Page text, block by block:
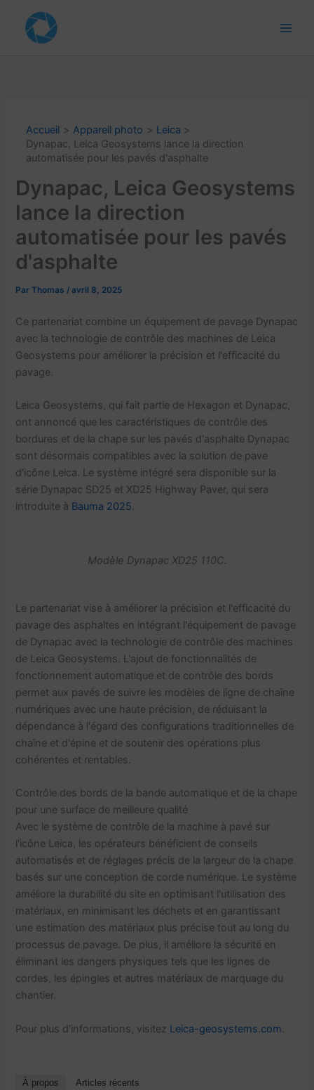
contenu
Accueil Appareil photo
Leica
Dynapac, Leica Geosystems lance la direction
automatisée pour les pavés d'asphalte
Dynapac, Leica Geosystems
lance la direction
automatisée pour les pavés
d'asphalte
ParThomas/avril 8, 2025
Ce partenariat combine un équipement de pavage Dynapac
avec la technologie de contrôle des machines de Leica
Geosystems pour améliorer la précision et l'efficacité du
pavage.
Leica Geosystems, qui fait partie de Hexagon et Dynapac,
ont annoncé que les caractéristiques de contrôle des
bordures et de la chape sur les pavés d'asphalte Dynapac
sont désormais compatibles avec la solution de pave
d'icône Leica. Le système intégré sera disponible sur la
série Dynapac SD25 et XD25 Highway Paver, qui sera
introduite à Bauma 2025.
Modèle Dynapac XD25 110C.
Le partenariat vise à améliorer la précision et l'efficacité du
pavage des asphaltes en intégrant l'équipement de pavage
de Dynapac avec la technologie de contrôle des machines
de Leica Geosystems. L'ajout de fonctionnalités de
fonctionnement automatique et de contrôle des bords
permet aux pavés de suivre les modèles de ligne de chaîne
numériques avec une haute précision, de réduisant la
dépendance à l'égard des configurations traditionnelles de
chaîne et d'épine et de soutenir des opérations plus
cohérentes et rentables.
Contrôle des bords de la bande automatique et de la chape
pour une surface de meilleure qualité
Avec le système de contrôle de la machine à pavé sur
l'icône Leica, les opérateurs bénéficient de conseils
automatisés et de réglages précis de la largeur de la chape
basés sur une conception de corde numérique. Le système
améliore la durabilité du site en optimisant l'utilisation des
matériaux, en minimisant les déchets et en garantissant
une estimation des matériaux plus précise tout au long du
processus de pavage. De plus, il améliore la sécurité en
éliminant les dangers physiques tels que les lignes de
cordes, les épingles et autres matériaux de marquage du
chantier.
Pour plus d'informations, visitez Leica-geosystems.com.
À propos Articles récents